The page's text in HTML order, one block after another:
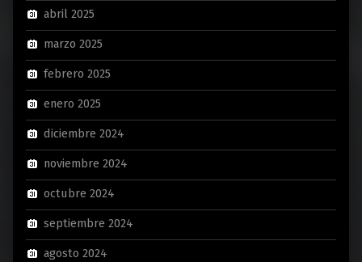
abril 2025
marzo 2025
febrero 2025
enero 2025
diciembre 2024
noviembre 2024
octubre 2024
septiembre 2024
agosto 2024